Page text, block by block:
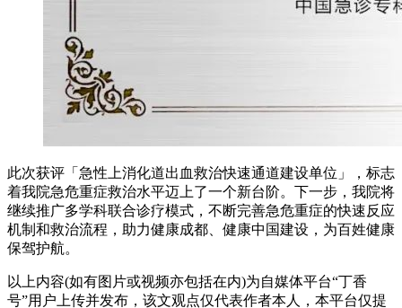
此次获评「急性上消化道出血救治快速通道建设单位」，标志
着我院急危重症救治水平迈上了一个新台阶。下一步，我院将
继续推广多学科联合诊疗模式，不断完善急危重症的快速反应
机制和救治流程，助力健康成都、健康中国建设，为百姓健康
保驾护航。
以上内容(如有图片或视频亦包括在内)为自媒体平台“丁香
号”用户上传并发布，该文观点仅代表作者本人，本平台仅提